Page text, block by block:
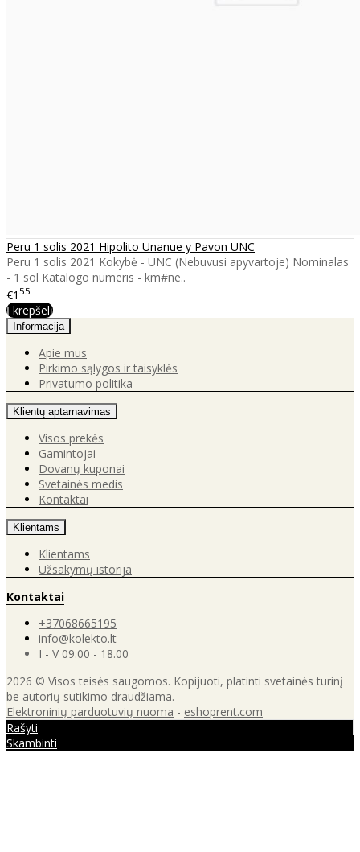
Peru 1 solis 2021 Hipolito Unanue y Pavon UNC
Peru 1 solis 2021 Kokybė - UNC (Nebuvusi apyvartoje) Nominalas
- 1 sol Katalogo numeris - km#ne..
€1 55
Į krepšelį
Informacija
Apie mus
Pirkimo sąlygos ir taisyklės
Privatumo politika
Klientų aptarnavimas
Visos prekės
Gamintojai
Dovanų kuponai
Svetainės medis
Kontaktai
Klientams
Klientams
Užsakymų istorija
Kontaktai
+37068665195
info@kolekto.lt
I - V 09.00 - 18.00
2026 © Visos teisės saugomos. Kopijuoti, platinti svetainės turinį
be autorių sutikimo draudžiama.
Elektroninių parduotuvių nuoma - eshoprent.com
Rašyti
Skambinti